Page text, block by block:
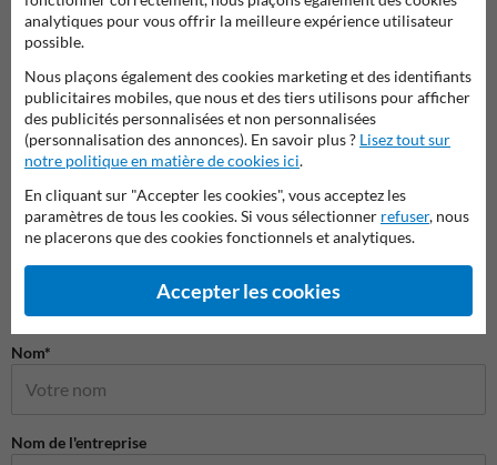
Pictogrammes de lutte contre
l'incendie
Pictogrammes d'évacuation
Pictogrammes de sécurité
Poser votre question à Panneausecurite.be
Nom*
Nom de l'entreprise
analytiques pour vous offrir la meilleure expérience utilisateur
possible.
Nous plaçons également des cookies marketing et des identifiants
publicitaires mobiles, que nous et des tiers utilisons pour afficher
des publicités personnalisées et non personnalisées
(personnalisation des annonces). En savoir plus ? Lisez tout sur
notre politique en matière de cookies ici.
En cliquant sur "Accepter les cookies", vous acceptez les
paramètres de tous les cookies. Si vous sélectionner refuser, nous
ne placerons que des cookies fonctionnels et analytiques.
Accepter les cookies